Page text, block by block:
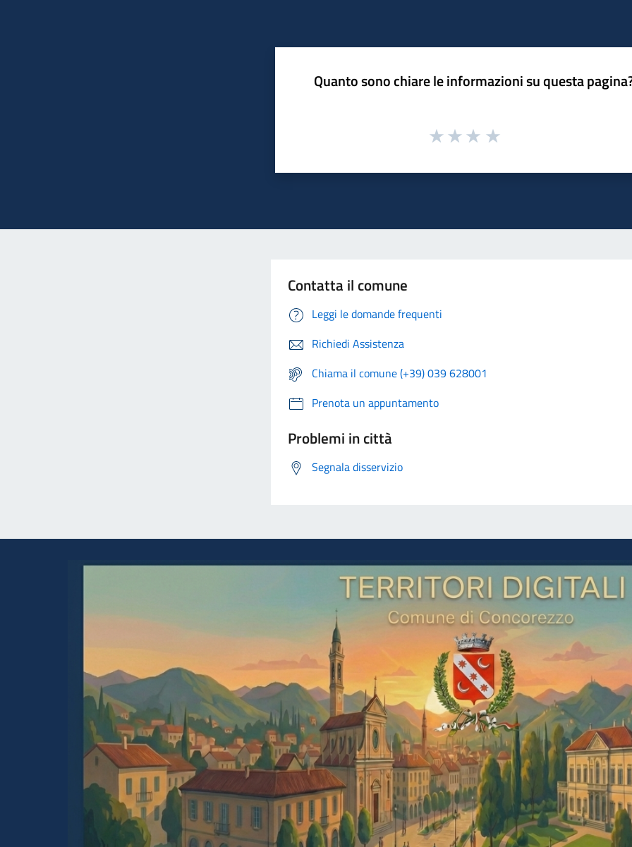
Quanto sono chiare le informazioni su questa
Contatta il comune
Leggi le domande frequenti
Richiedi Assistenza
Chiama il comune (+39) 039 628001
Prenota un appuntamento
Problemi in città
Segnala disservizio